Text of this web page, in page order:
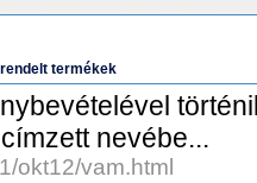
termékek
nevébe...
okt12/vam.html